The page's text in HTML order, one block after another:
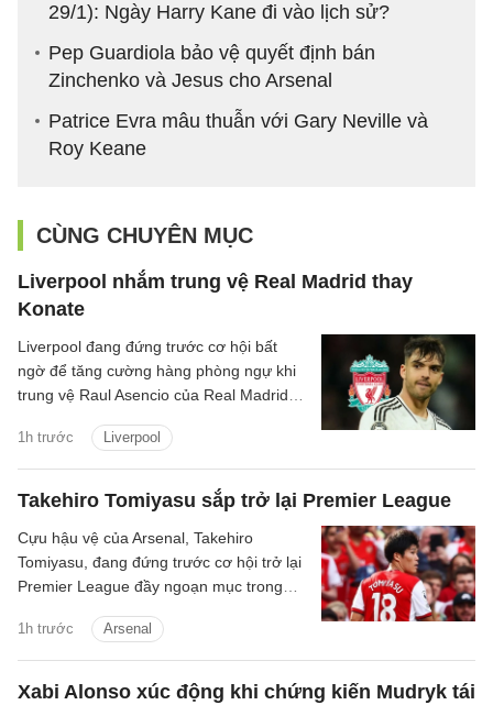
29/1): Ngày Harry Kane đi vào lịch sử?
Pep Guardiola bảo vệ quyết định bán
Zinchenko và Jesus cho Arsenal
Patrice Evra mâu thuẫn với Gary Neville và
Roy Keane
CÙNG CHUYÊN MỤC
Liverpool nhắm trung vệ Real Madrid thay
Konate
1h trước Liverpool
Liverpool đang đứng trước cơ hội bất
ngờ để tăng cường hàng phòng ngự khi
trung vệ Raul Asencio của Real Madrid
trong kỳ chuyển nhượng mùa hè này.
Takehiro Tomiyasu sắp trở lại Premier League
1h trước Arsenal
Cựu hậu vệ của Arsenal, Takehiro
Tomiyasu, đang đứng trước cơ hội trở lại
Premier League đầy ngoạn mục trong
Xabi Alonso xúc động khi chứng kiến Mudryk tái